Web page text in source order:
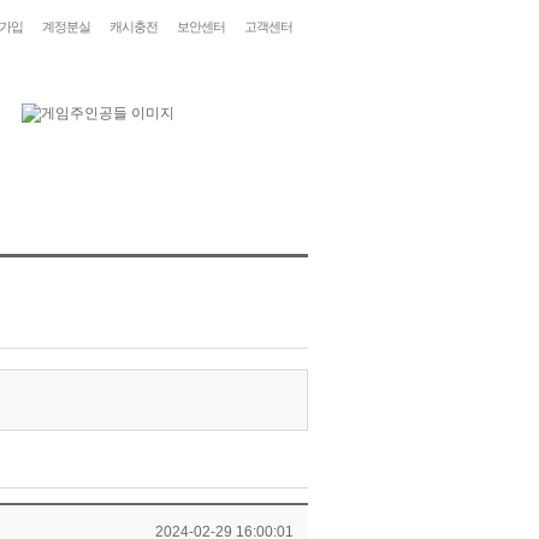
입 계정분실 캐시충전 보안센터 고객센터
2024-02-29 16:00:01